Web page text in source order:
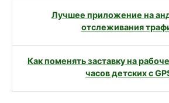
Лучшее приложение на
отслеживания
Как поменять заставку на
часов детских с